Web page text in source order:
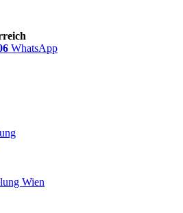
WhatsApp
Wien